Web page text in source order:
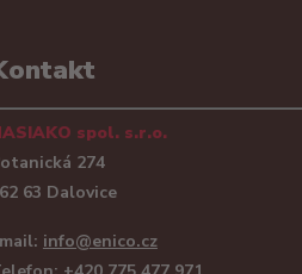
spol. s.r.o.
274
63 Dalovice
info@enico.cz